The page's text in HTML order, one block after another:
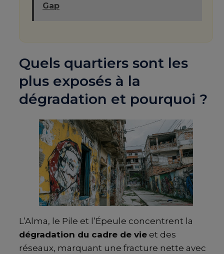
Gap
Quels quartiers sont les
plus exposés à la
dégradation et pourquoi ?
L’Alma, le Pile et l’Épeule concentrent la
dégradation du cadre de vie et des
réseaux, marquant une fracture nette avec